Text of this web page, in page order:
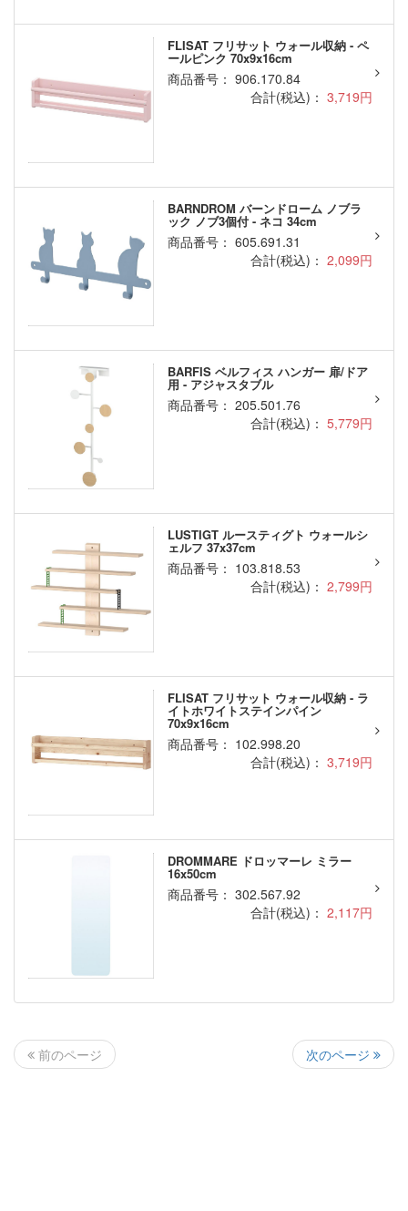
FLISAT フリサット ウォール収納 - ペ
ールピンク 70x9x16cm
商品番号： 906.170.84
合計(税込)： 3,719円
BARNDROM バーンドローム ノブラ
ック ノブ3個付 - ネコ 34cm
商品番号： 605.691.31
合計(税込)： 2,099円
BARFIS ベルフィス ハンガー 扉/ドア
用 - アジャスタブル
商品番号： 205.501.76
合計(税込)： 5,779円
LUSTIGT ルースティグト ウォールシ
ェルフ 37x37cm
商品番号： 103.818.53
合計(税込)： 2,799円
FLISAT フリサット ウォール収納 - ラ
イトホワイトステインパイン
70x9x16cm
商品番号： 102.998.20
合計(税込)： 3,719円
DROMMARE ドロッマーレ ミラー
16x50cm
商品番号： 302.567.92
合計(税込)： 2,117円
前のページ 次のページ